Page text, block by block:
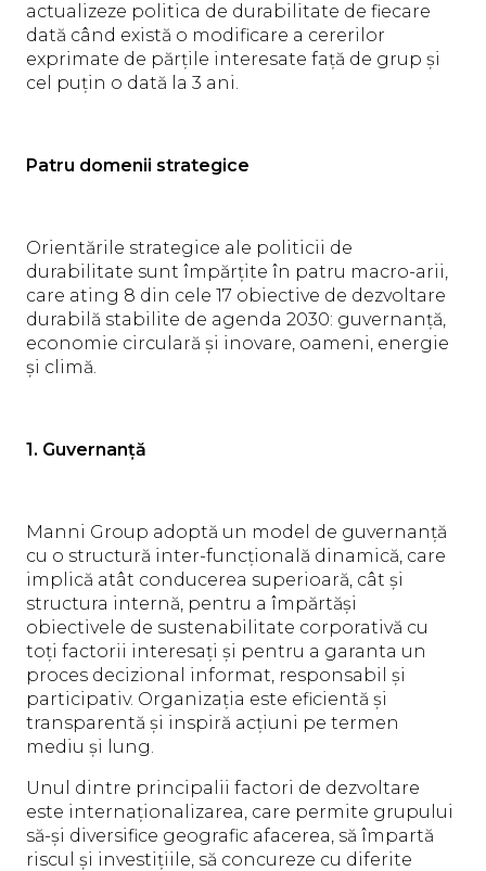
actualizeze politica de durabilitate de fiecare
dată când există o modificare a cererilor
exprimate de părțile interesate față de grup și
cel puțin o dată la 3 ani.
Patru domenii strategice
Orientările strategice ale politicii de
durabilitate sunt împărțite în patru macro-arii,
care ating 8 din cele 17 obiective de dezvoltare
durabilă stabilite de agenda 2030: guvernanță,
economie circulară și inovare, oameni, energie
și climă.
1. Guvernanță
Manni Group adoptă un model de guvernanță
cu o structură inter-funcțională dinamică, care
implică atât conducerea superioară, cât și
structura internă, pentru a împărtăși
obiectivele de sustenabilitate corporativă cu
toți factorii interesați și pentru a garanta un
proces decizional informat, responsabil și
participativ. Organizația este eficientă și
transparentă și inspiră acțiuni pe termen
mediu și lung.
Unul dintre principalii factori de dezvoltare
este internaționalizarea, care permite grupului
să-și diversifice geografic afacerea, să împartă
riscul și investițiile, să concureze cu diferite